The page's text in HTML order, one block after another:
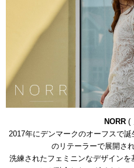
NORR (
2017年にデンマークのオーフスで
のリテーラーで展開さ
洗練されたフェミニンなデザインを